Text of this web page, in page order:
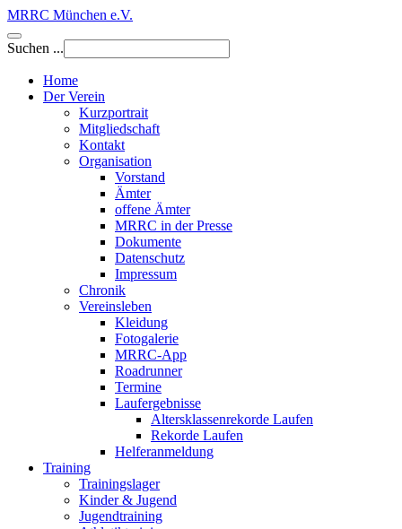
MRRC München e.V.
Suchen ...
Home
Der Verein
Kurzportrait
Mitgliedschaft
Kontakt
Organisation
Vorstand
Ämter
offene Ämter
MRRC in der Presse
Dokumente
Datenschutz
Impressum
Chronik
Vereinsleben
Kleidung
Fotogalerie
MRRC-App
Roadrunner
Termine
Laufergebnisse
Altersklassenrekorde Laufen
Rekorde Laufen
Helferanmeldung
Training
Trainingslager
Kinder & Jugend
Jugendtraining